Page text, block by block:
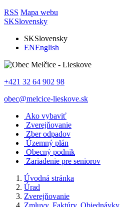
RSS Mapa webu
SKSlovensky
SKSlovensky
ENEnglish
+421 32 64 902 98
obec@melcice-lieskove.sk
Ako vybaviť
Zverejňovanie
Zber odpadov
Územný plán
Obecný podnik
Zariadenie pre seniorov
Úvodná stránka
Úrad
Zverejňovanie
Zmluvy, Faktúry, Objednávky